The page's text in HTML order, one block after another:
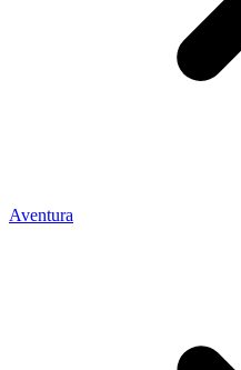
Aventura